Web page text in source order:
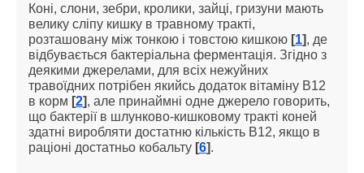
Коні, слони, зебри, кролики, зайці, гризуни мають
велику сліпу кишку в травному тракті,
розташовану між тонкою і товстою кишкою [1], де
відбувається бактеріальна ферментація. Згідно з
деякими джерелами, для всіх нежуйних
травоїдних потрібен якийсь додаток вітаміну B12
в корм [2], але принаймні одне джерело говорить,
що бактерії в шлунково-кишковому тракті коней
здатні виробляти достатню кількість B12, якщо в
раціоні достатньо кобальту [6].